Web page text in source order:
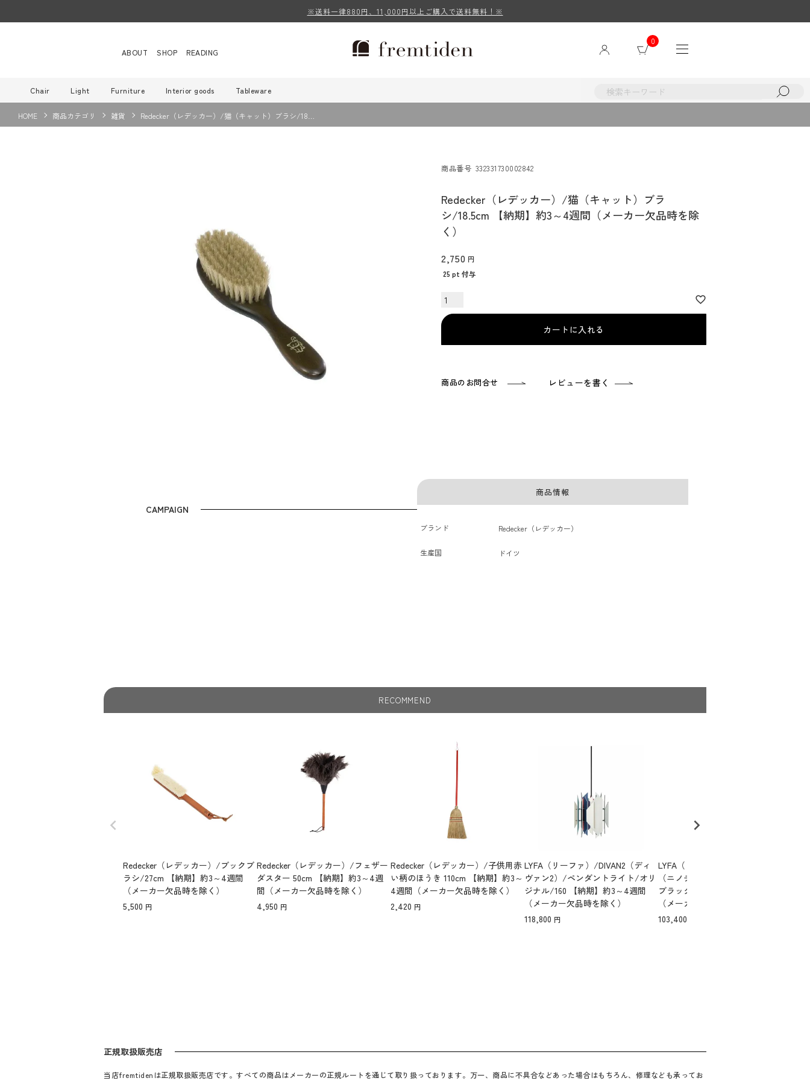
※送料一律880円、11,000円以上ご購入で送料無料！※
ABOUT SHOP READING
0
Chair Light Furniture Interior goods Tableware
HOME 商品カテゴリ 雑貨 Redecker（レデッカー）/猫（キャット）ブラシ/18…
商品番号 332331730002842
Redecker（レデッカー）/猫（キャット）ブラ
シ/18.5cm 【納期】約3～4週間（メーカー欠品時を除
く）
2,750
25 pt 付与
カートに入れる
商品のお問合せ レビューを書く
CAMPAIGN
商品情報
ブランド Redecker（レデッカー）
生産国 ドイツ
RECOMMEND
Redecker（レデッカー）/ブックブ
ラシ/27cm 【納期】約3～4週間
（メーカー欠品時を除く）
5,500
Redecker（レデッカー）/フェザー
ダスター 50cm 【納期】約3～4週
間（メーカー欠品時を除く）
4,950
Redecker（レデッカー）/子供用赤
い柄のほうき 110cm 【納期】約3～
4週間（メーカー欠品時を除く）
2,420
LYFA（リーファ）/DIVAN2（ディ
ヴァン2）/ペンダントライト/オリ
ジナル/160 【納期】約3～4週間
（メーカー欠品時を除く）
118,800
LYFA（リーファ）/NINOTCHKA
（ニノチカ）/ペンダントライト/
ブラック/195 【納期】約3～4週間
（メーカー欠品時を除く）
103,400
正規取扱販売店
当店fremtidenは正規取扱販売店です。すべての商品はメーカーの正規ルートを通じて取り扱っております。万一、商品に不具合などあった場合はもちろん、修理なども承ってお